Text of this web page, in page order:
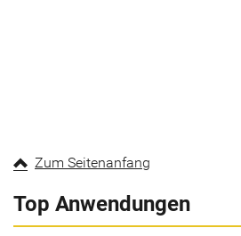
Zum Seitenanfang
Top Anwendungen